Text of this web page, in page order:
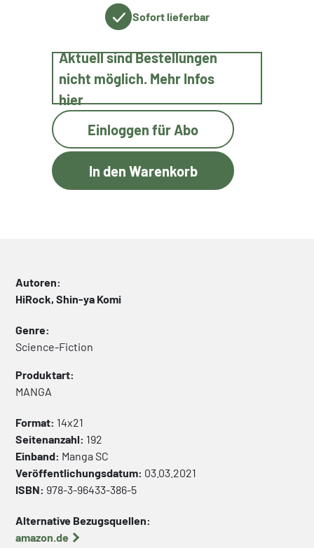
Sofort lieferbar
Aktuell sind Bestellungen
nicht möglich. Mehr Infos
hier
Einloggen für Abo
Autoren:
HiRock, Shin-ya Komi
Genre:
Science-Fiction
Produktart:
MANGA
Format: 14x21
Seitenanzahl: 192
Einband: Manga SC
Veröffentlichungsdatum: 03.03.2021
ISBN: 978-3-96433-386-5
Alternative Bezugsquellen:
amazon.de